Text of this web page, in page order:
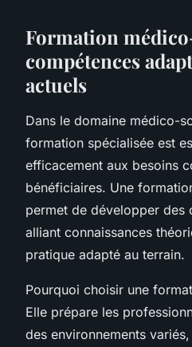
Formation
compétences
actuels
Dans le domaine médico-
formation spécialisée est
efficacement aux besoins
bénéficiaires. Une
permet de développer des
alliant connaissances
pratique adapté au terrain.
Pourquoi choisir une
Elle prépare les
des environnements